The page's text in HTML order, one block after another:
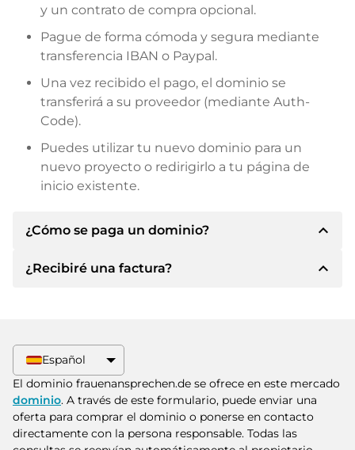
y un contrato de compra opcional.
Pague de forma cómoda y segura mediante
transferencia IBAN o Paypal.
Una vez recibido el pago, el dominio se
transferirá a su proveedor (mediante Auth-
Code).
Puedes utilizar tu nuevo dominio para un
nuevo proyecto o redirigirlo a tu página de
inicio existente.
¿Cómo se paga un dominio? expand_less
Tras llegar a un acuerdo, el propietario le
Paypal u otros métodos de pago.
Indique siempre el nombre de dominio y el
número de factura al realizar la transferencia.
¿Recibiré una factura? expand_less
superiores, también recibirá un contrato de
compra adicional si lo solicita.
Español
El dominio frauenansprechen.de se ofrece en este mercado
dominio. A través de este formulario, puede enviar una
oferta para comprar el dominio o ponerse en contacto
directamente con la persona responsable. Todas las